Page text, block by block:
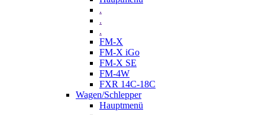
.
.
.
FM-X
FM-X iGo
FM-X SE
FM-4W
FXR 14C-18C
Wagen/Schlepper
Hauptmenü